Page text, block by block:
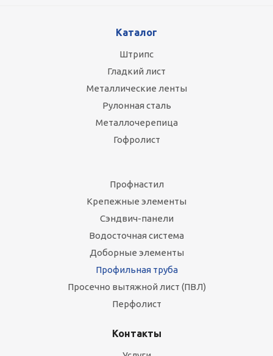
Каталог
Штрипс
Гладкий лист
Металлические ленты
Рулонная сталь
Металлочерепица
Гофролист
Профнастил
Крепежные элементы
Сэндвич-панели
Водосточная система
Доборные элементы
Профильная труба
Просечно вытяжной лист (ПВЛ)
Перфолист
Контакты